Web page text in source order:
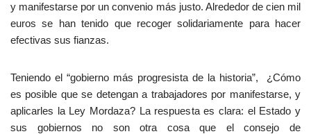
y manifestarse por un convenio más justo. Alrededor de cien mil
euros se han tenido que recoger solidariamente para hacer
efectivas sus fianzas.
Teniendo el “gobierno más progresista de la historia”, ¿Cómo
es posible que se detengan a trabajadores por manifestarse, y
aplicarles la Ley Mordaza? La respuesta es clara: el Estado y
sus gobiernos no son otra cosa que el consejo de